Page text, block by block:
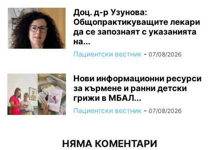
Доц. д-р Узунова:
Общопрактикуващите лекари
да се запознаят с указанията
на...
Пациентски вестник - 07/08/2026
Нови информационни ресурси
за кърмене и ранни детски
грижи в МБАЛ...
Пациентски вестник - 07/08/2026
НЯМА КОМЕНТАРИ